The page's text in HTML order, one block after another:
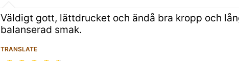
Väldigt gott, lättdrucket och ändå bra kropp och
balanserad smak.
TRANSLATE